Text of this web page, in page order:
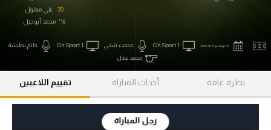
فيديوهات
عدسات
20'
علي معلول
16'
محمد أبو جبل
05 نوفمبر 2021 21:00 On Sport 1 مدحت شلبي On Sport 1
حاتم بطيشة
محمد عادل
نظرة عامة أحداث المباراة تقييم اللاعبين
رجل المباراة